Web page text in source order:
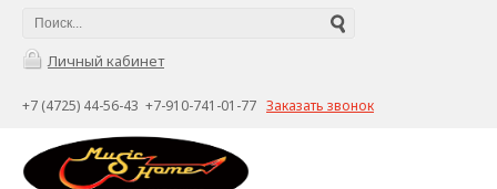
Личный кабинет
+7 (4725) 44-56-43 +7-910-741-01-77 Заказать звонок